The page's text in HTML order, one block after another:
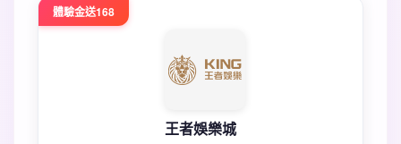
體驗金送168
王者娛樂城